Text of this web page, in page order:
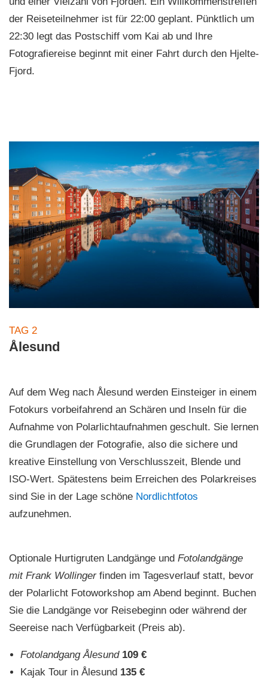
der Reiseteilnehmer ist für 22:00 geplant. Pünktlich um
22:30 legt das Postschiff vom Kai ab und Ihre
Fotografiereise beginnt mit einer Fahrt durch den Hjelte-
Fjord.
TAG 2
Ålesund
Auf dem Weg nach Ålesund werden Einsteiger in einem
Fotokurs vorbeifahrend an Schären und Inseln für die
Aufnahme von Polarlichtaufnahmen geschult. Sie lernen
die Grundlagen der Fotografie, also die sichere und
kreative Einstellung von Verschlusszeit, Blende und
ISO-Wert. Spätestens beim Erreichen des Polarkreises
sind Sie in der Lage schöne Nordlichtfotos
aufzunehmen.
Optionale Hurtigruten Landgänge und Fotolandgänge
mit Frank Wollingerfinden im Tagesverlauf statt, bevor
der Polarlicht Fotoworkshop am Abend beginnt. Buchen
Sie die Landgänge vor Reisebeginn oder während der
Seereise nach Verfügbarkeit (Preis ab).
Fotolandgang Ålesund109 €
Kajak Tour in Ålesund 135 €